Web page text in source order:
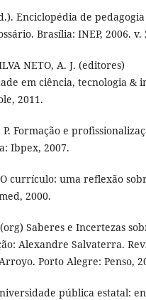
Enciclopédia de pedagogia
Brasília: INEP, 2006. v.
NETO, A. J. (editores)
em ciência, tecnologia &
2011.
P. Formação e
Ibpex, 2007.
O currículo: uma reflexão
2000.
(org) Saberes e Incertezas
Alexandre Salvaterra.
Porto Alegre: Penso,
pública estatal: